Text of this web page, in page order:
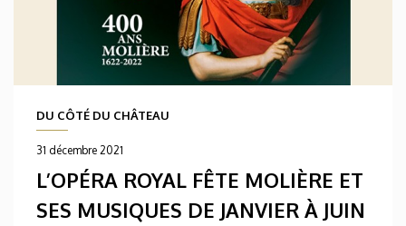
DU CÔTÉ DU CHÂTEAU
31 décembre 2021
L’OPÉRA ROYAL FÊTE MOLIÈRE ET
SES MUSIQUES DE JANVIER À JUIN